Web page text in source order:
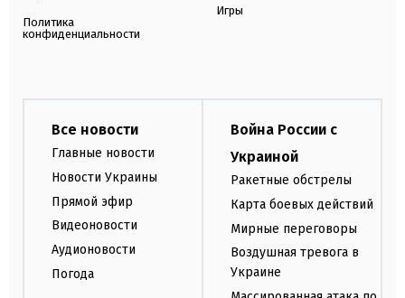
Политика
конфиденциальности
Игры
Все новости
Главные новости
Новости Украины
Прямой эфир
Видеоновости
Аудионовости
Погода
Война России с
Украиной
Ракетные обстрелы
Карта боевых действий
Мирные переговоры
Воздушная тревога в
Украине